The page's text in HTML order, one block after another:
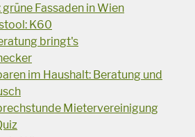
Fassaden in Wien
K60
bringt's
im Haushalt: Beratung und
Mietervereinigung